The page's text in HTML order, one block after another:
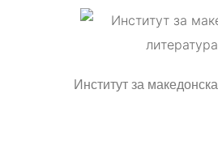
Институт за